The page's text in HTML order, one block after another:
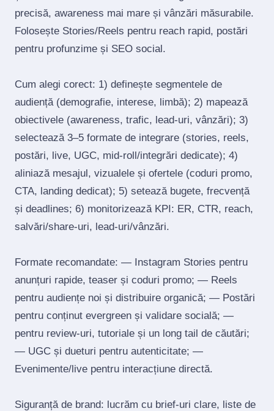
precisă, awareness mai mare și vânzări măsurabile.
Folosește Stories/Reels pentru reach rapid, postări
pentru profunzime și SEO social.
Cum alegi corect: 1) definește segmentele de
audiență (demografie, interese, limbă); 2) mapează
obiectivele (awareness, trafic, lead‑uri, vânzări); 3)
selectează 3–5 formate de integrare (stories, reels,
postări, live, UGC, mid‑roll/integrări dedicate); 4)
aliniază mesajul, vizualele și ofertele (coduri promo,
CTA, landing dedicat); 5) setează bugete, frecvență
și deadlines; 6) monitorizează KPI: ER, CTR, reach,
salvări/share‑uri, lead‑uri/vânzări.
Formate recomandate: — Instagram Stories pentru
anunțuri rapide, teaser și coduri promo; — Reels
pentru audiențe noi și distribuire organică; — Postări
pentru conținut evergreen și validare socială; —
pentru review‑uri, tutoriale și un long tail de căutări;
— UGC și dueturi pentru autenticitate; —
Evenimente/live pentru interacțiune directă.
Siguranță de brand: lucrăm cu brief‑uri clare, liste de